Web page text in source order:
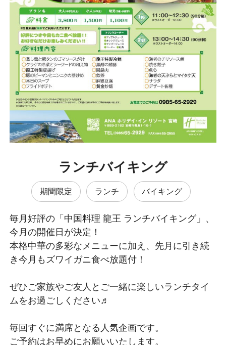
ランチバイキング
期間限定 ランチ バイキング
毎月好評の「中国料理 龍王 ランチバイキング」、
今月の開催日が決定！
本格中華の多彩なメニューに加え、先月に引き続
き今月もズワイガニ食べ放題付！
ぜひご家族やご友人とご一緒に楽しいランチタイ
ムをお過ごしください♬
毎回すぐに満席となる人気企画です。
ご予約はお早めにお願いいたします。